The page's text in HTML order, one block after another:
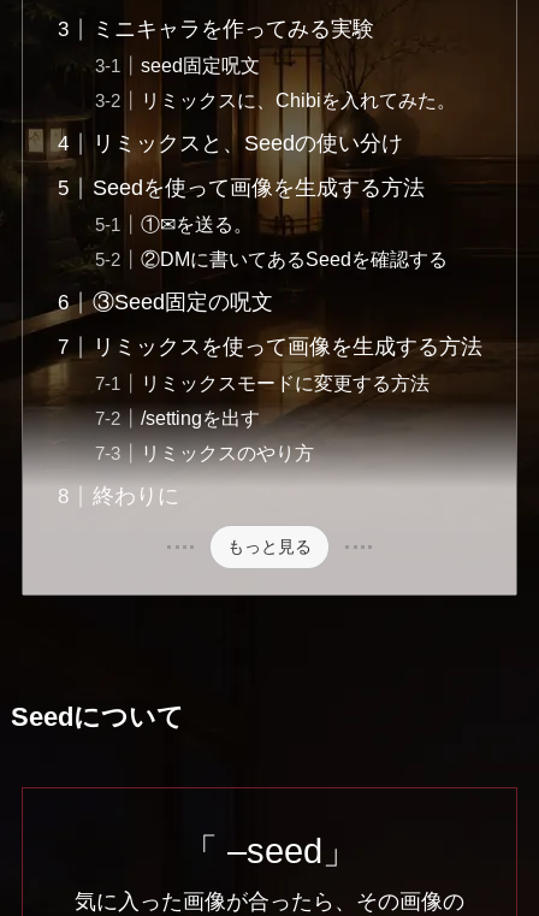
ミニキャラを作ってみる実験
seed固定呪文
リミックスに、Chibiを入れてみた。
リミックスと、Seedの使い分け
Seedを使って画像を生成する方法
①✉を送る。
②DMに書いてあるSeedを確認する
③Seed固定の呪文
リミックスを使って画像を生成する方法
リミックスモードに変更する方法
/settingを出す
リミックスのやり方
終わりに
もっと見る
Seedについて
「 –seed」
気に入った画像が合ったら、その画像の